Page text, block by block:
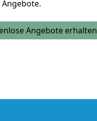
Angebote erhalten